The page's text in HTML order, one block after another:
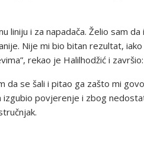
i za napadača. Želio sam da
Nije mi bio bitan rezultat, iako
rekao je Halilhodžić i završio:
da se šali i pitao ga zašto mi
povjerenje i zbog